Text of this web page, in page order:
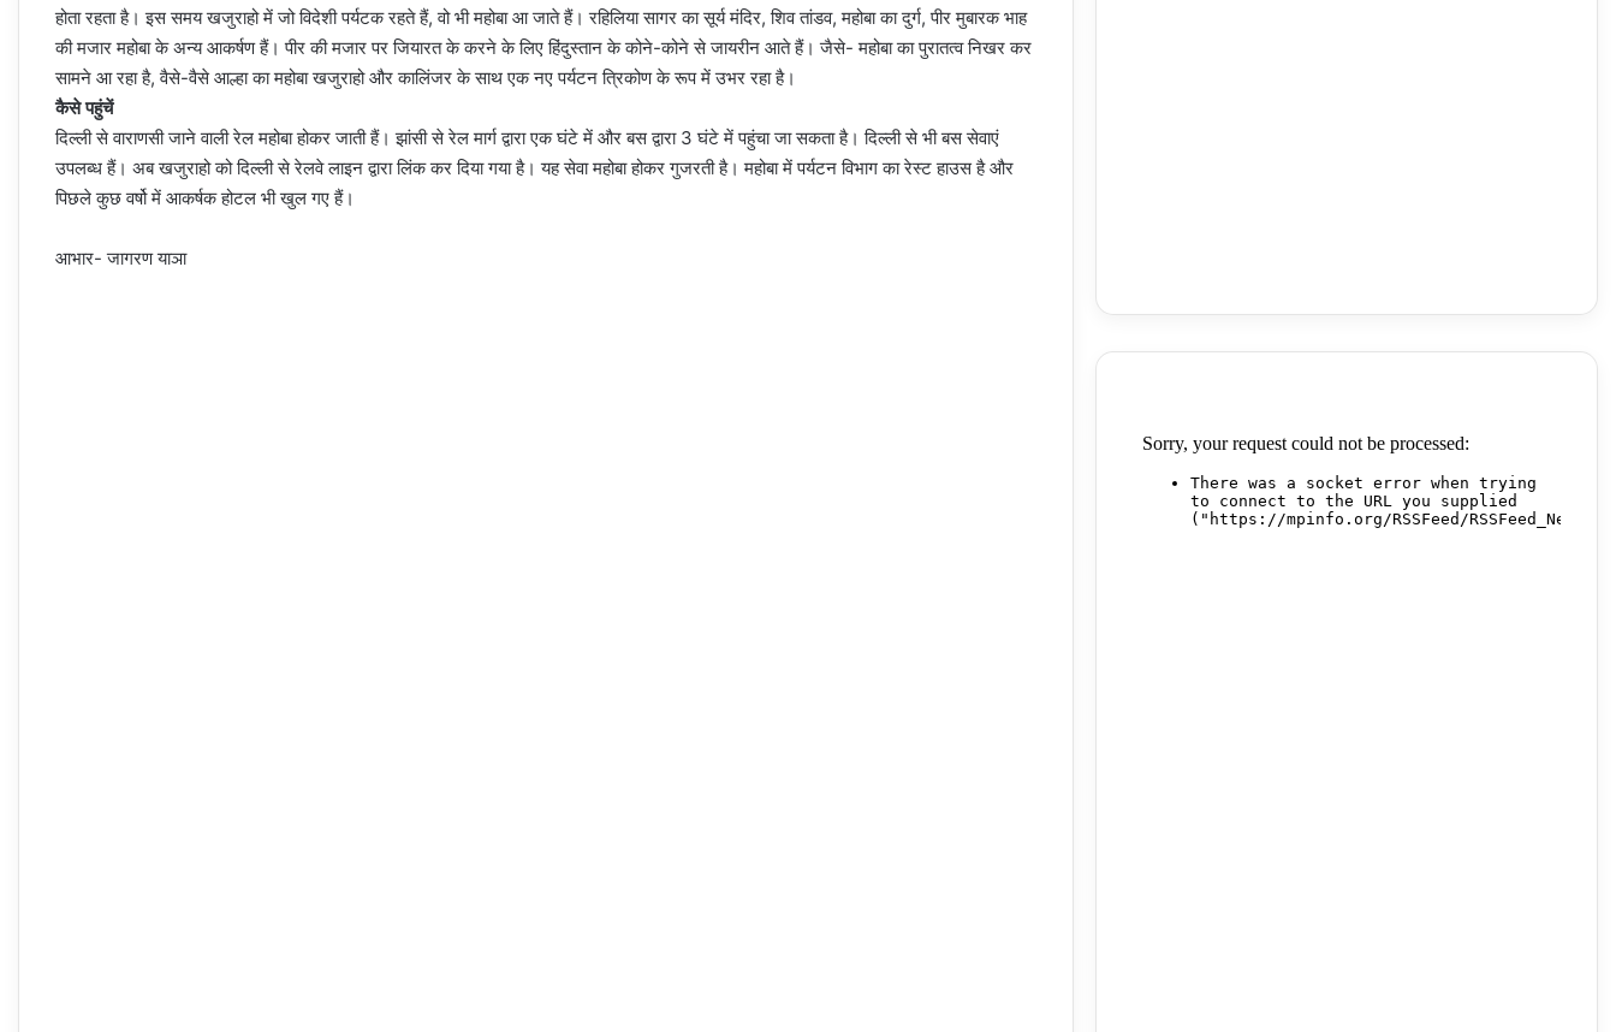
होता रहता है। इस समय खजुराहो में जो विदेशी पर्यटक रहते हैं, वो भी महोबा आ जाते हैं। रहिलिया सागर का सूर्य मंदिर, शिव तांडव, महोबा का दुर्ग, पीर मुबारक भाह
की मजार महोबा के अन्य आकर्षण हैं। पीर की मजार पर जियारत के करने के लिए हिंदुस्तान के कोने-कोने से जायरीन आते हैं। जैसे- महोबा का पुरातत्व निखर कर
सामने आ रहा है, वैसे-वैसे आल्हा का महोबा खजुराहो और कालिंजर के साथ एक नए पर्यटन त्रिकोण के रूप में उभर रहा है।
कैसे पहुंचें
दिल्ली से वाराणसी जाने वाली रेल महोबा होकर जाती हैं। झांसी से रेल मार्ग द्वारा एक घंटे में और बस द्वारा 3 घंटे में पहुंचा जा सकता है। दिल्ली से भी बस सेवाएं
उपलब्ध हैं। अब खजुराहो को दिल्ली से रेलवे लाइन द्वारा लिंक कर दिया गया है। यह सेवा महोबा होकर गुजरती है। महोबा में पर्यटन विभाग का रेस्ट हाउस है और
पिछले कुछ वर्षो में आकर्षक होटल भी खुल गए हैं।
आभार- जागरण याञा